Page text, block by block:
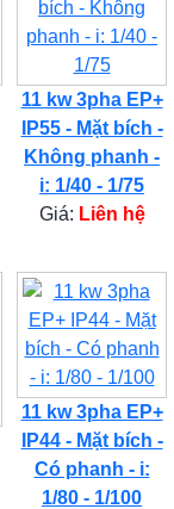
11 kw 3pha EP+
IP55 - Mặt bích -
Không phanh -
i: 1/40 - 1/75
Giá: Liên hệ
11 kw 3pha EP+
IP44 - Mặt bích -
Có phanh - i:
1/80 - 1/100